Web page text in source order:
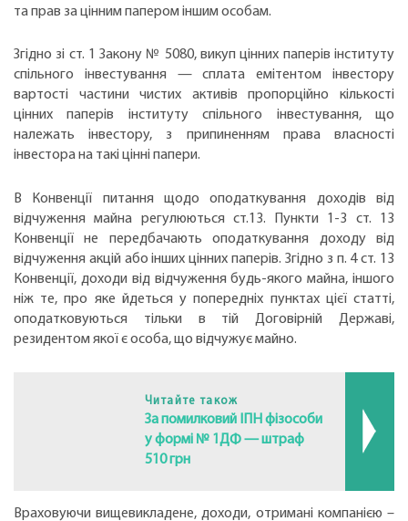
та прав за цінним папером іншим особам.
Згідно зі ст. 1 Закону № 5080, викуп цінних паперів інституту
спільного інвестування — сплата емітентом інвестору
вартості частини чистих активів пропорційно кількості
цінних паперів інституту спільного інвестування, що
належать інвестору, з припиненням права власності
інвестора на такі цінні папери.
В Конвенції питання щодо оподаткування доходів від
відчуження майна регулюються ст.13. Пункти 1-3 ст. 13
Конвенції не передбачають оподаткування доходу від
відчуження акцій або інших цінних паперів. Згідно з п. 4 ст. 13
Конвенції, доходи від відчуження будь-якого майна, іншого
ніж те, про яке йдеться у попередніх пунктах цієї статті,
оподатковуються тільки в тій Договірній Державі,
резидентом якої є особа, що відчужує майно.
Читайте також
За помилковий ІПН фізособи
у формі № 1ДФ — штраф
510 грн
Враховуючи вищевикладене, доходи, отримані компанією –